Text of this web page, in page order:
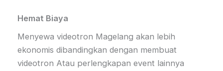
Hemat Biaya
Menyewa videotron Magelang akan lebih
ekonomis dibandingkan dengan membuat
videotron Atau perlengkapan event lainnya